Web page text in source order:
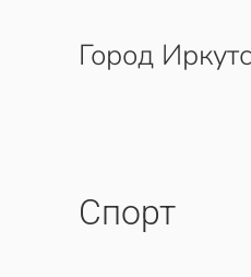
Перейти к содержимому
Город
Спорт